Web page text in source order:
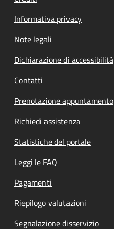
Informativa privacy
Note legali
Dichiarazione di accessibilità
Contatti
Prenotazione appuntamento
Richiedi assistenza
Statistiche del portale
Leggi le FAQ
Pagamenti
Riepilogo valutazioni
Segnalazione disservizio